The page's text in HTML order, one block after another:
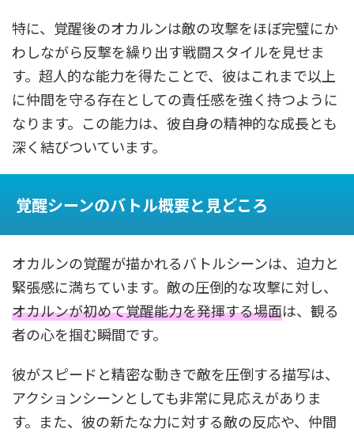
特に、覚醒後のオカルンは敵の攻撃をほぼ完璧にか
わしながら反撃を繰り出す戦闘スタイルを見せま
す。超人的な能力を得たことで、彼はこれまで以上
に仲間を守る存在としての責任感を強く持つように
なります。この能力は、彼自身の精神的な成長とも
深く結びついています。
覚醒シーンのバトル概要と見どころ
オカルンの覚醒が描かれるバトルシーンは、迫力と
緊張感に満ちています。敵の圧倒的な攻撃に対し、
オカルンが初めて覚醒能力を発揮する場面は、観る
者の心を掴む瞬間です。
彼がスピードと精密な動きで敵を圧倒する描写は、
アクションシーンとしても非常に見応えがありま
す。また、彼の新たな力に対する敵の反応や、仲間